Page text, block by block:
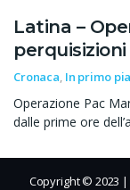
Latina –
Cronaca, In primo
Operazione Pac
dalle prime ore
Copyright © 2023